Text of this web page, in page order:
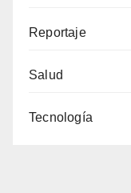
Reportaje
Salud
Tecnología